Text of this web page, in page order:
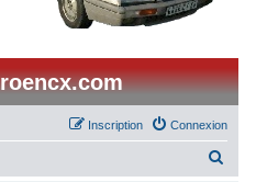
Connexion
Inscription